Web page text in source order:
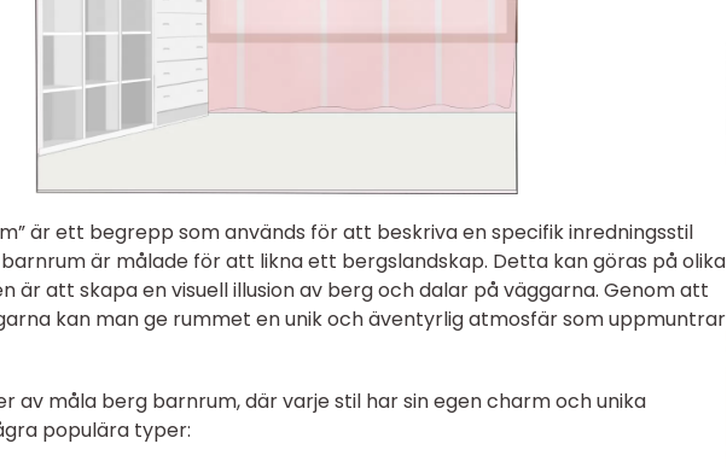
är ett begrepp som används för att beskriva en specifik inredningsstil
är målade för att likna ett bergslandskap. Detta kan göras på olika
är att skapa en visuell illusion av berg och dalar på väggarna. Genom att
kan man ge rummet en unik och äventyrlig atmosfär som uppmuntrar
av måla berg barnrum, där varje stil har sin egen charm och unika
populära typer: